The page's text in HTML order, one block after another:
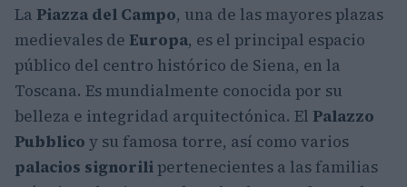
La Piazza del Campo, una de las mayores plazas
medievales de Europa, es el principal espacio
público del centro histórico de Siena, en la
Toscana. Es mundialmente conocida por su
belleza e integridad arquitectónica. El Palazzo
Pubblico y su famosa torre, así como varios
palacios signorilipertenecientes a las familias